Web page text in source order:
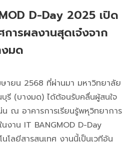
D-Day 2025 เปิด
การผลงานสุดเจ๋งจาก
งมด
2568 ที่ผ่านมา มหาวิทยาลัย
บุรี (บางมด) ได้ต้อนรับคลื่นผู้สนใจ
น ณ อาคารการเรียนรู้พหุวิทยาการ
งาน IT BANGMOD D-Day
โลยีสารสนเทศ งานนี้เป็นเวทีอัน